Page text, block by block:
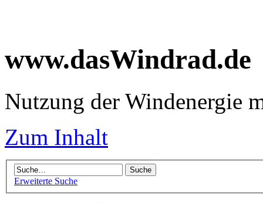
www.dasWindrad.de
Nutzung der Windenergie
Zum Inhalt
Erweiterte Suche